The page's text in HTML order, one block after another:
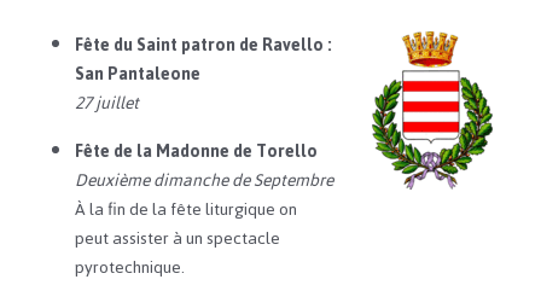
Fêtedu Saint patron de Ravello :
San Pantaleone
27 juillet
Fête de la Madonne de Torello
Deuxième dimanche de Septembre
À la fin de la fête liturgique on
peut assister à un spectacle
pyrotechnique.